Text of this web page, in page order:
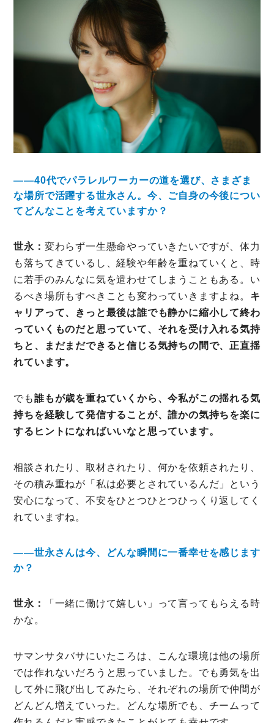
――40代でパラレルワーカーの道を選び、さまざま
な場所で活躍する世永さん。今、ご自身の今後につい
てどんなことを考えていますか？
世永： 変わらず一生懸命やっていきたいですが、体力
も落ちてきているし、経験や年齢を重ねていくと、時
に若手のみんなに気を遣わせてしまうこともある。い
るべき場所もすべきことも変わっていきますよね。 キ
ャリアって、きっと最後は誰でも静かに縮小して終わ
っていくものだと思っていて、それを受け入れる気持
ちと、まだまだできると信じる気持ちの間で、正直揺
れています。
でも誰もが歳を重ねていくから、今私がこの揺れる気
持ちを経験して発信することが、誰かの気持ちを楽に
するヒントになればいいなと思っています。
相談されたり、取材されたり、何かを依頼されたり、
その積み重ねが「私は必要とされているんだ」という
安心になって、不安をひとつひとつひっくり返してく
れていますね。
――世永さんは今、どんな瞬間に一番幸せを感じます
か？
世永：
「一緒に働けて嬉しい」って言ってもらえる時
かな。
サマンサタバサにいたころは、こんな環境は他の場所
では作れないだろうと思っていました。でも勇気を出
して外に飛び出してみたら、それぞれの場所で仲間が
どんどん増えていった。どんな場所でも、チームって